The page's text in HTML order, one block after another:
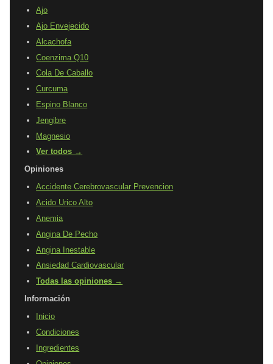
Ajo
Ajo Envejecido
Alcachofa
Coenzima Q10
Cola De Caballo
Curcuma
Espino Blanco
Jengibre
Magnesio
Ver todos →
Opiniones
Accidente Cerebrovascular Prevencion
Acido Urico Alto
Anemia
Angina De Pecho
Angina Inestable
Ansiedad Cardiovascular
Todas las opiniones →
Información
Inicio
Condiciones
Ingredientes